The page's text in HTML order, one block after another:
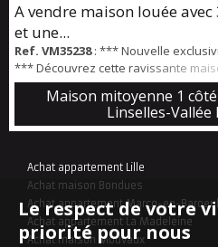
A vendre maison louée
et une...
Ref. VM35238: *** Nouvelle
*** Découvrez cette ravissante
nichée sur une parcelle de 160 m²,
chaleureux vous attend, offrant un
fonctionnel. Au rez-de-chaussée,
entrée agrémentée d'un placard
Maison mitoyenne 1
Linselles-Vallée
Achat appartement Lille
Achat maison Bondues
Achat appartement Marcq-en-Baroeul
Achat appartement La Madeleine
Achat maison Mouvaux
Le respect de votre
priorité pour nous